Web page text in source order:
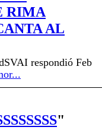
RIMA
AL
respondió Feb
"